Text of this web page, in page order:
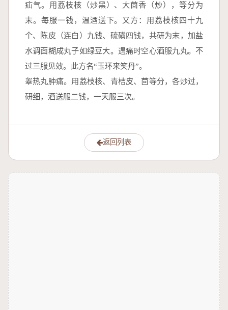
疝气。用荔枝核（炒黑）、大茴香（炒），等分为
末。每服一钱，温酒送下。又方：用荔枝核四十九
个、陈皮（连白）九钱、硫磺四钱，共研为末，加盐
水调面糊成丸子如绿豆大。遇痛时空心酒服九丸。不
过三服见效。此方名“玉环来笑丹”。
睾热丸肿痛。用荔枝核、青桔皮、茴等分，各炒过，
研细，酒送服二钱，一天服三次。
返回列表